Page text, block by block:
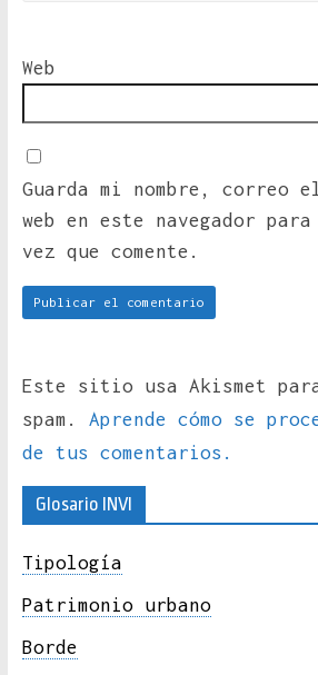
Web
Guarda mi nombre, correo
web en este navegador
vez que comente.
Este sitio usa Akismet
spam. Aprende cómo se
de tus comentarios.
Glosario INVI
Tipología
Patrimonio urbano
Borde